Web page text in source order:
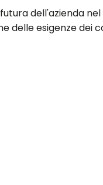
dell'azienda
delle esigenze dei